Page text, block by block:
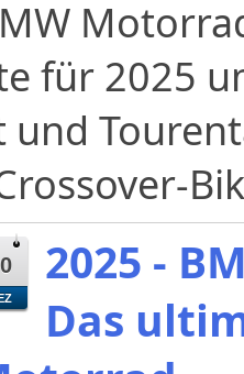
für 2025
und
2025 -
Das